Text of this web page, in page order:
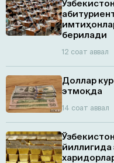
берилади
12 соат аввал
Доллар
этмоқда
14 соат аввал
йиллигида